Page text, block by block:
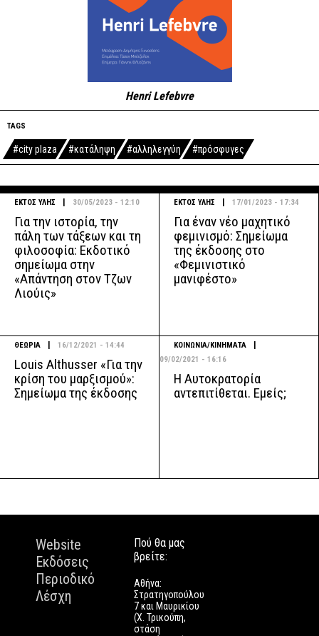
Henri Lefebvre
TAGS
#city plaza #κατάληψη #αλληλεγγύη #πρόσφυγες
ΕΚΤΟΣ ΥΛΗΣ 30/05/2023 - 12:10
Για την ιστορία, την
πάλη των τάξεων και τη
φιλοσοφία: Εκδοτικό
σημείωμα στην
«Απάντηση στον Τζων
Λιούις»
ΕΚΤΟΣ ΥΛΗΣ 17/01/2023 - 17:34
Για έναν νέο μαχητικό
φεμινισμό: Σημείωμα
της έκδοσης στο
«Φεμινιστικό
μανιφέστο»
ΘΕΩΡΙΑ 16/12/2021 - 14:44
Louis Althusser «Για την
κρίση του μαρξισμού»:
Σημείωμα της έκδοσης
ΚΟΙΝΩΝΙΑ/ΚΙΝΗΜΑΤΑ
09/02/2021 - 16:16
Η Αυτοκρατορία
αντεπιτίθεται. Εμείς;
Website
Εκδόσεις
Περιοδικό
Λέσχη
Πού θα μας
βρείτε:
Αθήνα:
Στρατηγοπούλου
7 και Μαυρικίου
(Χ. Τρικούπη,
στάση